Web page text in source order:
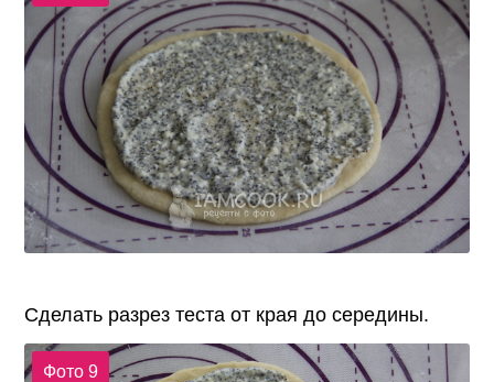
Сделать разрез теста от края до середины.
Фото 9